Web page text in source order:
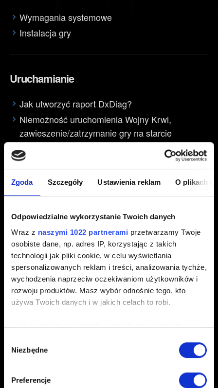
Zgoda Szczegóły Ustawienia reklam O plikach
Odpowiedzialne wykorzystanie Twoich danych
Wraz z naszymi 1022 partnerami przetwarzamy Twoje
osobiste dane, np. adres IP, korzystając z takich
technologii jak pliki cookie, w celu wyświetlania
spersonalizowanych reklam i treści, analizowania tychże,
wychodzenia naprzeciw oczekiwaniom użytkowników i
rozwoju produktów. Masz wybór odnośnie tego, kto
używa Twoich danych i w jakich celach to robi.
Jeśli wyrazisz na to zgodę, chcielibyśmy również:
geograficznej z dokładnością nawet do kilku metrów
analizując charakteryzującego je zbiory danych
(fingerprinting, czyli wirtualny odcisk palca)
zgody
Niezbędne
Preferencje
Wymagania systemowe
Instalacja gry
Uruchamianie
Jak utworzyć raport DxDiag?
Niemożność uruchomienia Wojny Krwi,
zawieszenie/zatrzymanie gry na starcie
Zapisy stanu gry
wybory i ich konsekwencje w grze. Czy mogę
wczytać wcześniejszy zapis stanu gry?
Wydajność
[Starsze Karty Radeon] Gra zawiesza się
odwrócone, niektóre przyciski nie działają